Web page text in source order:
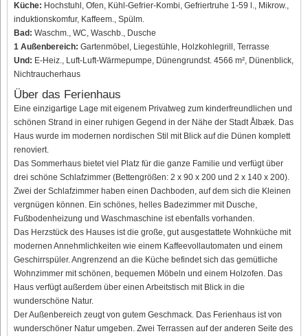
Küche: Hochstuhl, Ofen, Kühl-Gefrier-Kombi, Gefriertruhe 1-59 l., Mikrow.,
induktionskomfur, Kaffeem., Spülm.
Bad: Waschm., WC, Waschb., Dusche
1 Außenbereich: Gartenmöbel, Liegestühle, Holzkohlegrill, Terrasse
Und: E-Heiz., Luft-Luft-Wärmepumpe, Dünengrundst. 4566 m², Dünenblick,
Nichtraucherhaus
Über das Ferienhaus
Eine einzigartige Lage mit eigenem Privatweg zum kinderfreundlichen und
schönen Strand in einer ruhigen Gegend in der Nähe der Stadt Ålbæk. Das
Haus wurde im modernen nordischen Stil mit Blick auf die Dünen komplett
renoviert.
Das Sommerhaus bietet viel Platz für die ganze Familie und verfügt über
drei schöne Schlafzimmer (Bettengrößen: 2 x 90 x 200 und 2 x 140 x 200).
Zwei der Schlafzimmer haben einen Dachboden, auf dem sich die Kleinen
vergnügen können. Ein schönes, helles Badezimmer mit Dusche,
Fußbodenheizung und Waschmaschine ist ebenfalls vorhanden.
Das Herzstück des Hauses ist die große, gut ausgestattete Wohnküche mit
modernen Annehmlichkeiten wie einem Kaffeevollautomaten und einem
Geschirrspüler. Angrenzend an die Küche befindet sich das gemütliche
Wohnzimmer mit schönen, bequemen Möbeln und einem Holzofen. Das
Haus verfügt außerdem über einen Arbeitstisch mit Blick in die
wunderschöne Natur.
Der Außenbereich zeugt von gutem Geschmack. Das Ferienhaus ist von
wunderschöner Natur umgeben. Zwei Terrassen auf der anderen Seite des